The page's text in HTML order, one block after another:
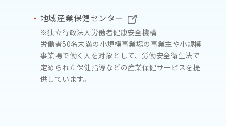
地域産業保健センター
※独立行政法人労働者健康安全機構
労働者50名未満の小規模事業場の事業主や小規模
事業場で働く人を対象として、労働安全衛生法で
定められた保健指導などの産業保健サービスを提
供しています。